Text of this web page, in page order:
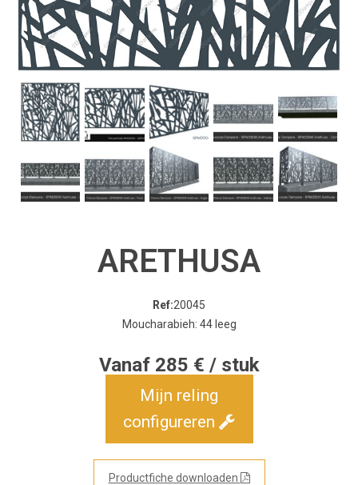
ARETHUSA
Ref:20045
Moucharabieh: 44 leeg
Vanaf 285 € / stuk
Mijn reling
configureren
Productfiche downloaden